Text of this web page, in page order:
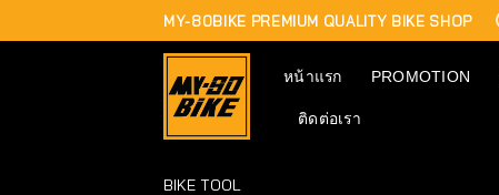
to
MY-80BIKE PREMIUM QUALITY BIKE SHOP
หน้าแรก PROMOTION
ติดต่อเรา
BIKE TOOL